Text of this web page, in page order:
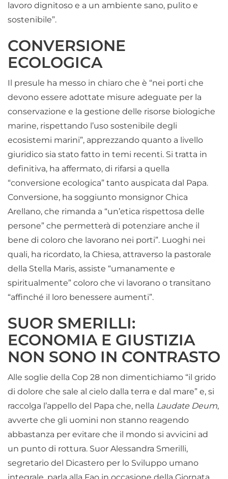
lavoro dignitoso e a un ambiente sano, pulito e
sostenibile”.
CONVERSIONE
ECOLOGICA
Il presule ha messo in chiaro che è “nei porti che
devono essere adottate misure adeguate per la
conservazione e la gestione delle risorse biologiche
marine, rispettando l’uso sostenibile degli
ecosistemi marini”, apprezzando quanto a livello
giuridico sia stato fatto in temi recenti. Si tratta in
definitiva, ha affermato, di rifarsi a quella
“conversione ecologica” tanto auspicata dal Papa.
Conversione, ha soggiunto monsignor Chica
Arellano, che rimanda a “un’etica rispettosa delle
persone” che permetterà di potenziare anche il
bene di coloro che lavorano nei porti”. Luoghi nei
quali, ha ricordato, la Chiesa, attraverso la pastorale
della Stella Maris, assiste “umanamente e
spiritualmente” coloro che vi lavorano o transitano
“affinché il loro benessere aumenti”.
SUOR SMERILLI:
ECONOMIA E GIUSTIZIA
NON SONO IN CONTRASTO
Alle soglie della Cop 28 non dimentichiamo “il grido
di dolore che sale al cielo dalla terra e dal mare” e, si
raccolga l’appello del Papa che, nella Laudate Deum,
avverte che gli uomini non stanno reagendo
abbastanza per evitare che il mondo si avvicini ad
un punto di rottura. Suor Alessandra Smerilli,
segretario del Dicastero per lo Sviluppo umano